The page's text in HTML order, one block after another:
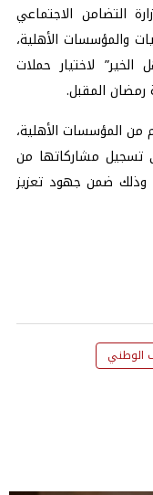
التضامن الاجتماعي
والمؤسسات الأهلية،
لاختيار حملات
رمضان المقبل.
من المؤسسات الأهلية،
تسجيل مشاركاتها من
وذلك ضمن جهود تعزيز
الوطني